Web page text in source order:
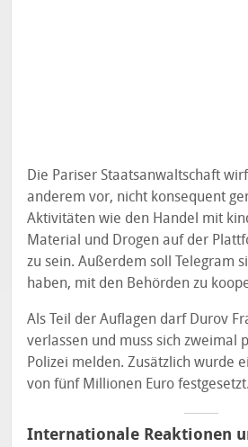
Die Pariser Staatsanwaltschaft
anderem vor, nicht konsequent
Aktivitäten wie den Handel mit
Material und Drogen auf der
zu sein. Außerdem soll Telegram
haben, mit den Behörden zu
Als Teil der Auflagen darf Durov
verlassen und muss sich zweimal
Polizei melden. Zusätzlich wurde
von fünf Millionen Euro festgesetzt.
Internationale Reaktionen